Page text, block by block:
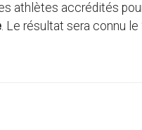
athlètes accrédités
. Le résultat sera connu